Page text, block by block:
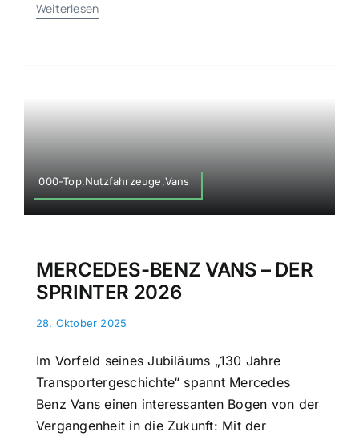
Weiterlesen
000-Top,Nutzfahrzeuge,Vans
MERCEDES-BENZ VANS – DER
SPRINTER 2026
28. Oktober 2025
Im Vorfeld seines Jubiläums „130 Jahre
Transportergeschichte“ spannt Mercedes
Benz Vans einen interessanten Bogen von der
Vergangenheit in die Zukunft: Mit der